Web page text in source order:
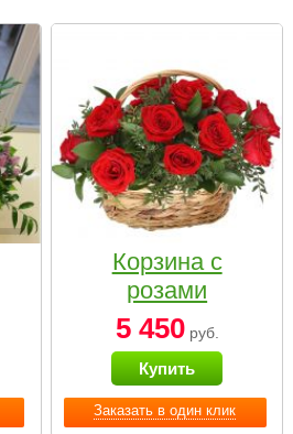
Заказать в один клик
Корзина с
розами
«Красный
Париж»
5 450руб.
Купить